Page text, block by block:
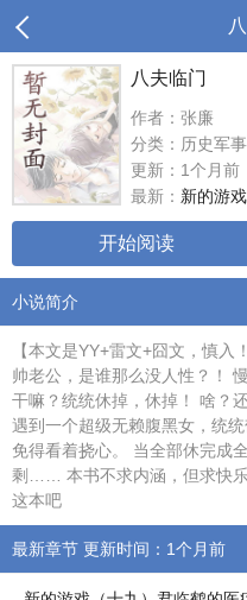
八夫临门
作者：张廉
分类：历史军事
更新：1个月前
最新： 新的游
开始阅读
小说简介
【本文是YY+雷文+囧文，慎
帅老公，是谁那么没人性？！
干嘛？统统休掉，休掉！ 啥？
遇到一个超级无赖腹黑女，统
免得看着挠心。 当全部休完成
剩…… 本书不求内涵，但求快
这本吧
最新章节 更新时间：1个月前